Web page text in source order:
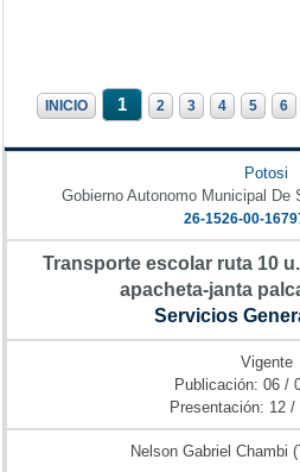
INICIO 1 2 3 4 5 6
Potosi
Gobierno Autonomo Municipal De
26-1526-00-
Transporte escolar ruta 10
apacheta-janta
Servicios
Vigente
Publicación: 06 /
Presentación: 12 /
Nelson Gabriel Chambi